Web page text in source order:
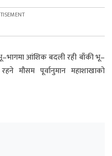
आंशिक बदली रही बाँकी भू–
मौसम पूर्वानुमान महाशाखाको